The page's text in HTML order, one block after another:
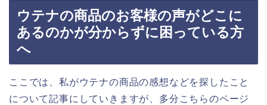
ウテナの商品のお客様の声がどこに
あるのかが分からずに困っている方
へ
ここでは、私がウテナの商品の感想などを探したこと
について記事にしていきますが、多分こちらのページ